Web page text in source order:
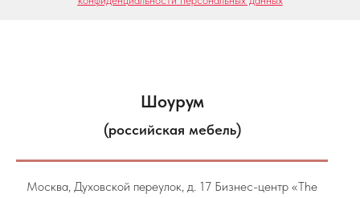
Шоурум
(российская мебель)
Москва, Духовской переулок, д. 17 Бизнес-центр «The